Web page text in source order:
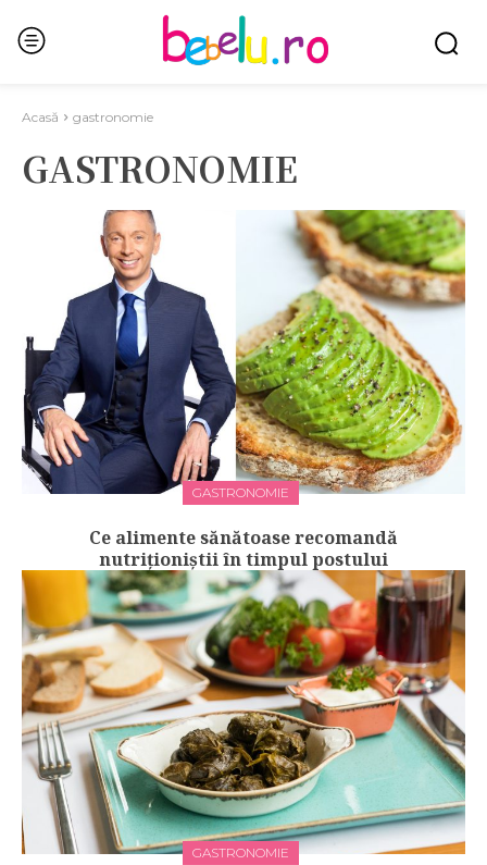
Acasă gastronomie
GASTRONOMIE
GASTRONOMIE
Ce alimente sănătoase recomandă
nutriționiștii în timpul postului
GASTRONOMIE